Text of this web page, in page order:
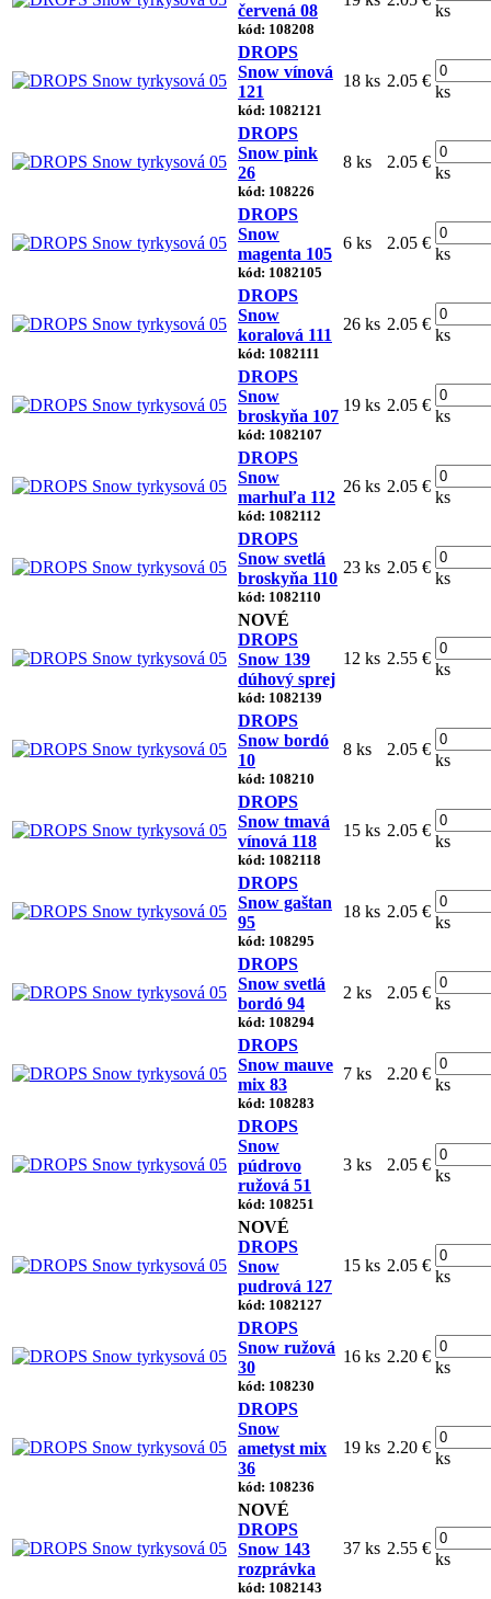
červená 08
kód: 108208
ks
DROPS
Snow vínová
121
kód: 1082121
18 ks 2.05 €
ks
DROPS
Snow pink
26
kód: 108226
8 ks 2.05 €
ks
DROPS
Snow
magenta 105
kód: 1082105
6 ks 2.05 €
ks
DROPS
Snow
koralová 111
kód: 1082111
26 ks 2.05 €
ks
DROPS
Snow
broskyňa 107
kód: 1082107
19 ks 2.05 €
ks
DROPS
Snow
marhuľa 112
kód: 1082112
26 ks 2.05 €
ks
DROPS
Snow svetlá
broskyňa 110
kód: 1082110
23 ks 2.05 €
ks
NOVÉ
DROPS
Snow 139
dúhový sprej
kód: 1082139
12 ks 2.55 €
ks
DROPS
Snow bordó
10
kód: 108210
8 ks 2.05 €
ks
DROPS
Snow tmavá
vínová 118
kód: 1082118
15 ks 2.05 €
ks
DROPS
Snow gaštan
95
kód: 108295
18 ks 2.05 €
ks
DROPS
Snow svetlá
bordó 94
kód: 108294
2 ks 2.05 €
ks
DROPS
Snow mauve
mix 83
kód: 108283
7 ks 2.20 €
ks
DROPS
Snow
púdrovo
ružová 51
kód: 108251
3 ks 2.05 €
ks
NOVÉ
DROPS
Snow
pudrová 127
kód: 1082127
15 ks 2.05 €
ks
DROPS
Snow ružová
30
kód: 108230
16 ks 2.20 €
ks
DROPS
Snow
ametyst mix
36
kód: 108236
19 ks 2.20 €
ks
NOVÉ
DROPS
Snow 143
rozprávka
kód: 1082143
37 ks 2.55 €
ks